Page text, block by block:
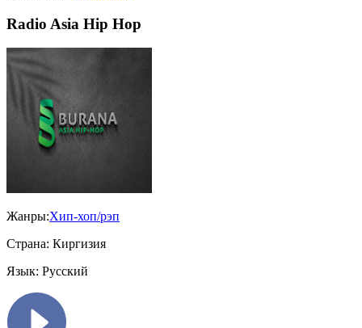
Radio Asia Hip Hop
Жанры:Хип-хоп/рэп
Страна: Киргизия
Язык: Русский